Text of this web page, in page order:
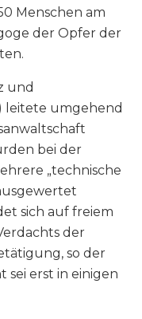
Menschen am
der Opfer der
und
leitete umgehend
bei der
„technische
sich auf freiem
der
so der
sei erst in einigen